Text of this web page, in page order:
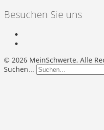
Besuchen Sie uns
© 2026 MeinSchwerte. Alle
Suchen...